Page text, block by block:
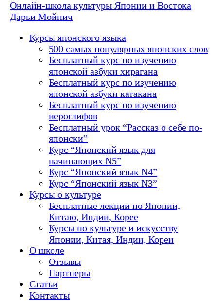
Онлайн-школа культуры Японии и Востока
Дарьи Мойнич
Курсы японского языка
500 самых популярных японских слов
Бесплатный курс по изучению
японской азбуки хирагана
Бесплатный курс по изучению
японской азбуки катакана
Бесплатный курс по изучению
иероглифов
Бесплатный урок “Рассказ о себе по-
японски”
Курс “Японский язык для
начинающих N5”
Курс “Японский язык N4”
Курс “Японский язык N3”
Курсы о культуре
Бесплатные лекции по Японии,
Китаю, Индии, Корее
Курсы по культуре и искусству
Японии, Китая, Индии, Кореи
О школе
Отзывы
Партнеры
Статьи
Контакты